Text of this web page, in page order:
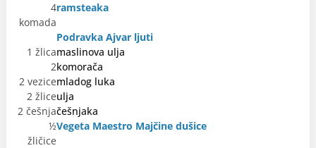
4
komada
ramsteaka
Podravka Ajvar ljuti
1 žlicamaslinova ulja
2komorača
2 vezicemladog luka
2 žliceulja
2 češnjačešnjaka
½
žličice
Vegeta Maestro Majčine dušice